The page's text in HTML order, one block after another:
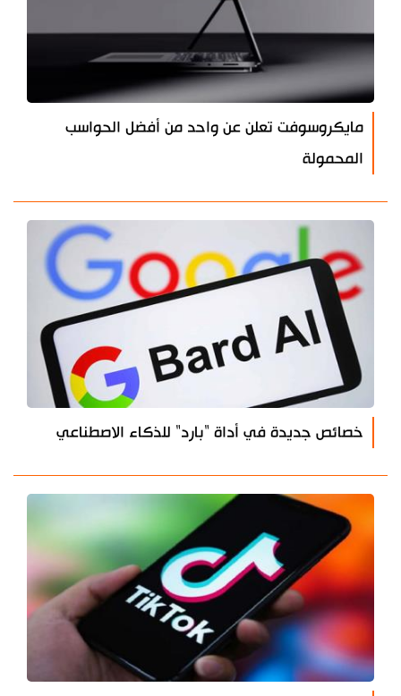
مايكروسوفت تعلن عن واحد من أفضل الحواسب
المحمولة
خصائص جديدة في أداة "بارد" للذكاء الاصطناعي